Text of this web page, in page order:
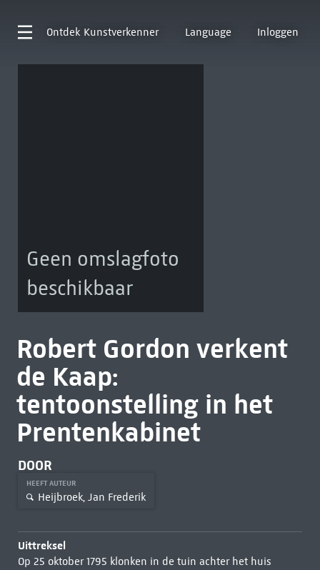
Ontdek Kunstverkenner Language Inloggen
Geen omslagfoto
beschikbaar
Robert Gordon verkent
de Kaap:
tentoonstelling in het
Prentenkabinet
DOOR
HEEFT AUTEUR
Heijbroek, Jan Frederik
Uittreksel
Op 25 oktober 1795 klonken in de tuin achter het huis